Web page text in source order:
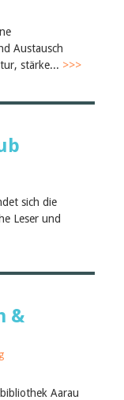
Austausch
stärke... >>>
sich die
Leser und
&
Aarau